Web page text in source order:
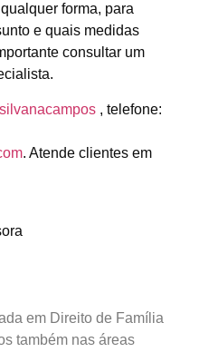
forma, para
e quais medidas
consultar um
, telefone:
. Atende clientes em
em Direito de Família
também nas áreas